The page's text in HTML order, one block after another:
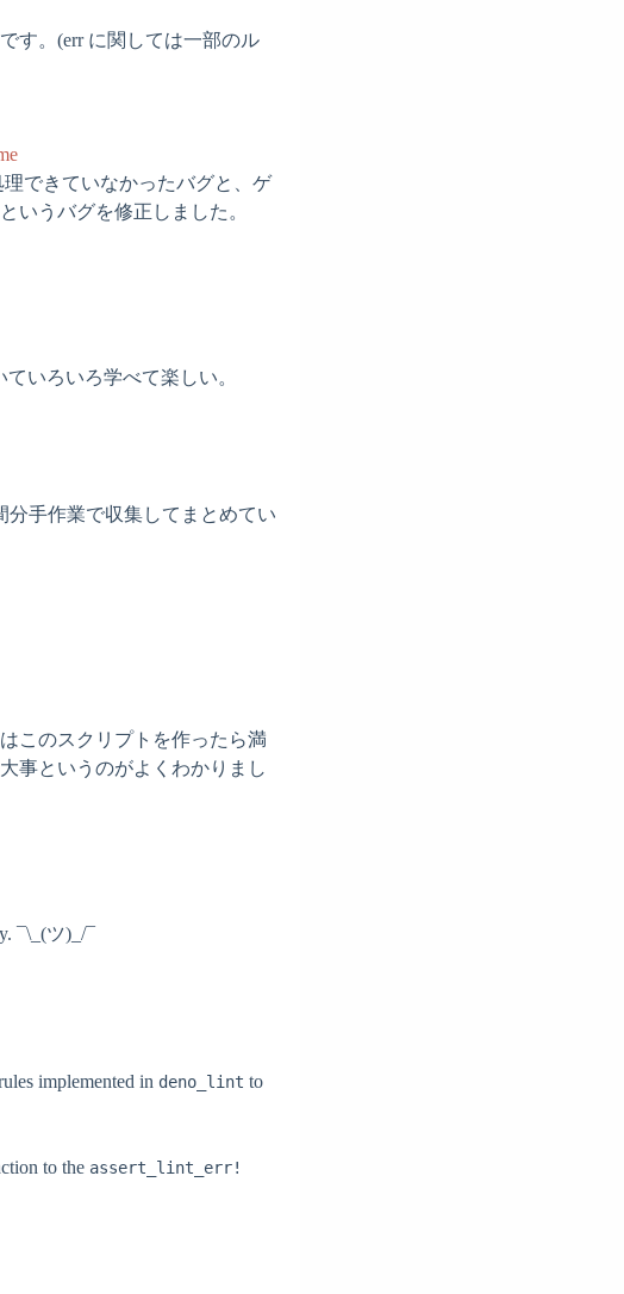
す。(err に関しては一部のル
できていなかったバグと、ゲ
いうバグを修正しました。
いろいろ学べて楽しい。
分手作業で収集してまとめてい
このスクリプトを作ったら満
事というのがよくわかりまし
¯\_(ツ)_/¯
implemented in deno_lint to
to the assert_lint_err!